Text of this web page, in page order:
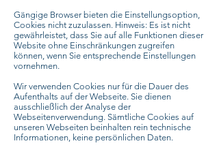
Gängige Browser bieten die Einstellungsoption,
Cookies nicht zuzulassen. Hinweis: Es ist nicht
gewährleistet, dass Sie auf alle Funktionen dieser
Website ohne Einschränkungen zugreifen
können, wenn Sie entsprechende Einstellungen
vornehmen.
Wir verwenden Cookies nur für die Dauer des
Aufenthalts auf der Webseite. Sie dienen
ausschließlich der Analyse der
Webseitenverwendung. Sämtliche Cookies auf
unseren Webseiten beinhalten rein technische
Informationen, keine persönlichen Daten.